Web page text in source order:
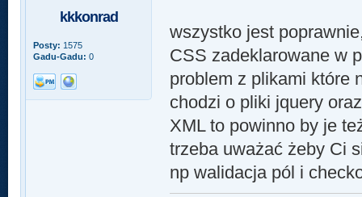
kkkonrad
Posty: 1575
Gadu-Gadu: 0
wszystko jest
CSS zadeklarowane w
problem z plikami które
chodzi o pliki jquery
XML to powinno by je
trzeba uważać żeby Ci
np walidacja pól i